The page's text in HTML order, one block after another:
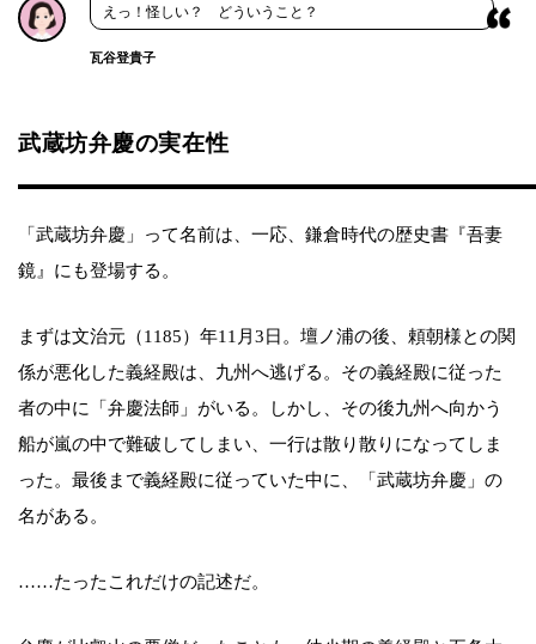
えっ！怪しい？ どういうこと？
瓦谷登貴子
武蔵坊弁慶の実在性
「武蔵坊弁慶」って名前は、一応、鎌倉時代の歴史書『吾妻
鏡』にも登場する。
まずは文治元（1185）年11月3日。壇ノ浦の後、頼朝様との関
係が悪化した義経殿は、九州へ逃げる。その義経殿に従った
者の中に「弁慶法師」がいる。しかし、その後九州へ向かう
船が嵐の中で難破してしまい、一行は散り散りになってしま
った。最後まで義経殿に従っていた中に、「武蔵坊弁慶」の
名がある。
……たったこれだけの記述だ。